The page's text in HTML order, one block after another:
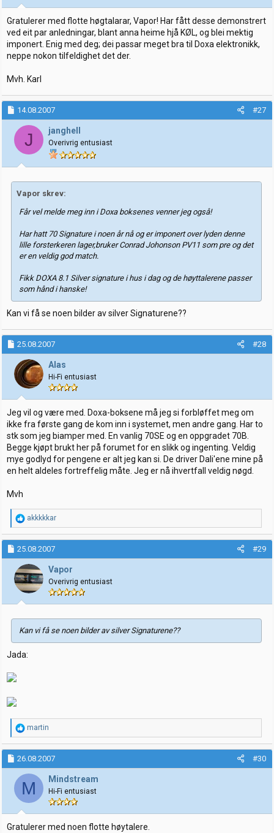
Gratulerer med flotte høgtalarar, Vapor! Har fått desse demonstrert
ved eit par anledningar, blant anna heime hjå KØL, og blei mektig
imponert. Enig med deg; dei passar meget bra til Doxa elektronikk,
neppe nokon tilfeldighet det der.
Mvh. Karl
14.08.2007 #27
J janghell
Overivrig entusiast
Vapor skrev:
Får vel melde meg inn i Doxa boksenes venner jeg også!
Har hatt 70 Signature i noen år nå og er imponert over lyden denne
lille forsterkeren lager,bruker Conrad Johonson PV11 som pre og det
er en veldig god match.
Fikk DOXA 8.1 Silver signature i hus i dag og de høyttalerene passer
som hånd i hanske!
Kan vi få se noen bilder av silver Signaturene??
25.08.2007 #28
Alas
Hi-Fi entusiast
Jeg vil og være med. Doxa-boksene må jeg si forbløffet meg om
ikke fra første gang de kom inn i systemet, men andre gang. Har to
stk som jeg biamper med. En vanlig 70SE og en oppgradet 70B.
Begge kjøpt brukt her på forumet for en slikk og ingenting. Veldig
mye godlyd for pengene er alt jeg kan si. De driver Dali'ene mine på
en helt aldeles fortreffelig måte. Jeg er nå ihvertfall veldig nøgd.
Mvh
R
e
a
k
s
j
o
n
e
r
akkkkkar
25.08.2007 #29
Vapor
Overivrig entusiast
Kan vi få se noen bilder av silver Signaturene??
Jada:
R
e
a
k
s
j
o
n
e
r
:
martin
26.08.2007 #30
M Mindstream
Hi-Fi entusiast
Gratulerer med noen flotte høytalere.